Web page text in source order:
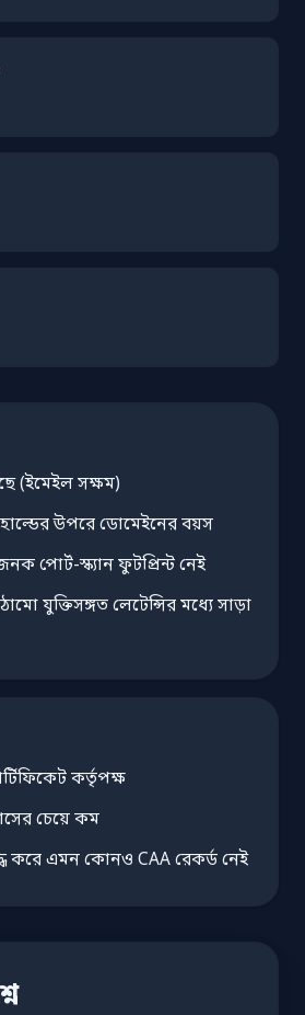
(ইমেইল সক্ষম)
উপরে ডোমেইনের বয়স
পোর্ট-স্ক্যান ফুটপ্রিন্ট নেই
যুক্তিসঙ্গত লেটেন্সির মধ্যে সাড়া
কর্তৃপক্ষ
চেয়ে কম
করে এমন কোনও CAA রেকর্ড নেই